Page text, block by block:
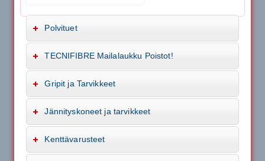
Polvituet
TECNIFIBRE Mailalaukku Poistot!
Gripit ja Tarvikkeet
Jännityskoneet ja tarvikkeet
Kenttävarusteet